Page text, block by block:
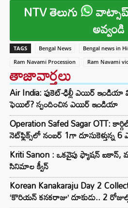
NTV తెలుగు
అవ్వండి
TAGS Bengal News Bengal news in
Ram Navami Procession
Ram Navami
తాజావార్తలు
Air India: ఫుకెట్-ఢిల్లీ ఎయిర్
ఫెయిల్? స్పందించిన ఎయిర్ ఇండియా
Operation Safed Sagar OTT:
నెట్‌ఫ్లిక్స్‌లో నంబర్ 1గా దూసుకెళ్తున్న
Kriti Sanon : ఒకవైపు ఫ్యాషన్ ఐకాన్,
సినిమాల క్వీన్
Korean Kanakaraju Day 2
‘కొరియన్ కనకరాజు’ దూకుడు.. 2